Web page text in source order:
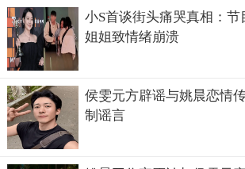
小S首谈街头痛哭真相：
姐姐致情绪崩溃
侯雯元方辟谣与姚晨恋情
制谣言